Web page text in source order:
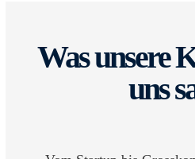
Was unsere
uns